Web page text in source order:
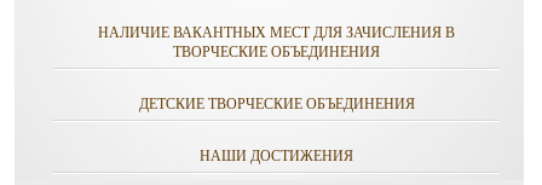
НАЛИЧИЕ ВАКАНТНЫХ МЕСТ ДЛЯ ЗАЧИСЛЕНИЯ В
ТВОРЧЕСКИЕ ОБЪЕДИНЕНИЯ
ДЕТСКИЕ ТВОРЧЕСКИЕ ОБЪЕДИНЕНИЯ
НАШИ ДОСТИЖЕНИЯ